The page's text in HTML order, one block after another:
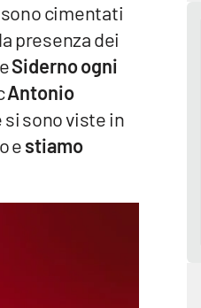
cimentati
presenza dei
Siderno ogni
Antonio
si sono viste in
estiamo